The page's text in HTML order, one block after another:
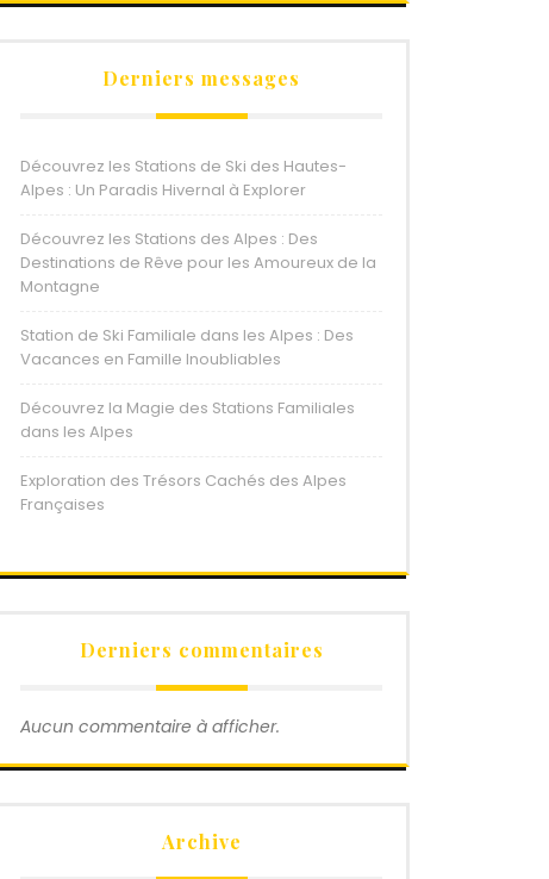
Derniers messages
Découvrez les Stations de Ski des Hautes-
Alpes : Un Paradis Hivernal à Explorer
Découvrez les Stations des Alpes : Des
Destinations de Rêve pour les Amoureux de la
Montagne
Station de Ski Familiale dans les Alpes : Des
Vacances en Famille Inoubliables
Découvrez la Magie des Stations Familiales
dans les Alpes
Exploration des Trésors Cachés des Alpes
Françaises
Derniers commentaires
Aucun commentaire à afficher.
Archive